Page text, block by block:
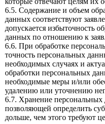
6.5. Содержание и объем
данных соответствуют
допускается избыточность
данных по отношению к
6.6. При обработке
точность персональных
необходимых случаях и
обработки персональных
необходимые меры и/или
удалению или уточнению
6.7. Хранение персональных
позволяющей определить
дольше, чем этого требуют